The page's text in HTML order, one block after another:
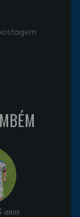
anos